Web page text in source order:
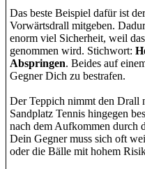
Das beste Beispiel dafür ist
Vorwärtsdrall mitgeben.
enorm viel Sicherheit, weil
genommen wird. Stichwort:
Abspringen. Beides auf
Gegner Dich zu bestrafen.
Der Teppich nimmt den Drall
Sandplatz Tennis hingegen
nach dem Aufkommen durch
Dein Gegner muss sich oft
oder die Bälle mit hohem